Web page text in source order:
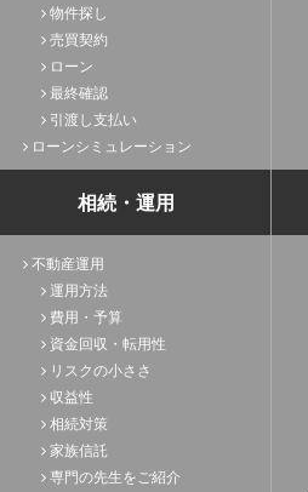
物件探し
売買契約
ローン
最終確認
引渡し支払い
ローンシミュレーション
相続・運用
不動産運用
運用方法
費用・予算
資金回収・転用性
リスクの小ささ
収益性
相続対策
家族信託
専門の先生をご紹介